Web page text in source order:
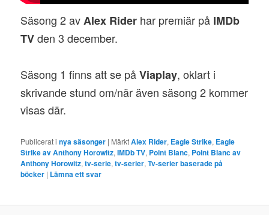
Säsong 2 avAlex Rider har premiär på IMDb
TVden 3 december.
Säsong 1 finns att se påViaplay, oklart i
skrivande stund om/när även säsong 2 kommer
visas där.
Publicerat i nya säsonger | MärktAlex Rider, Eagle Strike, Eagle
Strike av Anthony Horowitz,IMDb TV, Point Blanc, Point Blanc av
Anthony Horowitz,tv-serie,tv-serier,Tv-serier baserade på
böcker | Lämna ett svar